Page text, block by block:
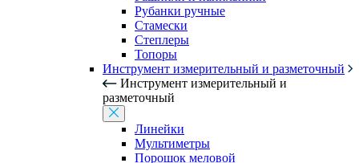
Рубанки ручные
Стамески
Степлеры
Топоры
Инструмент измерительный и разметочный
Инструмент измерительный и
разметочный
Линейки
Мультиметры
Порошок меловой